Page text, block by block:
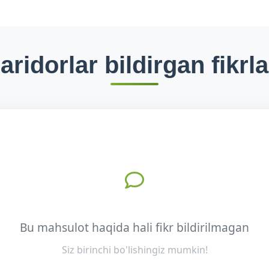
bildirgan
Bu mahsulot haqida hali fikr bildirilmagan
Siz birinchi bo'lishingiz mumkin!